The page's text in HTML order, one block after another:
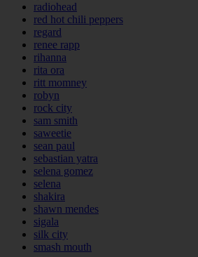
radiohead
red hot chili peppers
regard
renee rapp
rihanna
rita ora
ritt momney
robyn
rock city
sam smith
saweetie
sean paul
sebastian yatra
selena gomez
selena
shakira
shawn mendes
sigala
silk city
smash mouth